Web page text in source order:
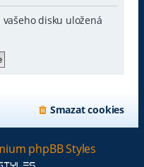
vašeho disku uložená
Smazat cookies
phpBB Styles